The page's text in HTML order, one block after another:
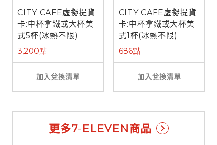
CITY CAFE虛擬提貨
卡:中杯拿鐵或大杯美
式5杯(冰熱不限)
3,200點
加入兌換清單
CITY CAFE虛擬提貨
卡:中杯拿鐵或大杯美
式1杯(冰熱不限)
686點
加入兌換清單
更多7-ELEVEN商品